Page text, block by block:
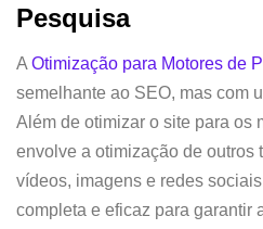
Pesquisa
A Otimização para Motores de
semelhante ao SEO, mas com
Além de otimizar o site para os
envolve a otimização de outros
vídeos, imagens e redes
completa e eficaz para garantir